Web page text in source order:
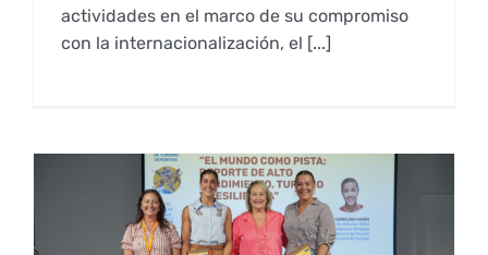
Programa Mentor
Representantes
actividades en el marco de su compromiso
con la internacionalización, el [...]